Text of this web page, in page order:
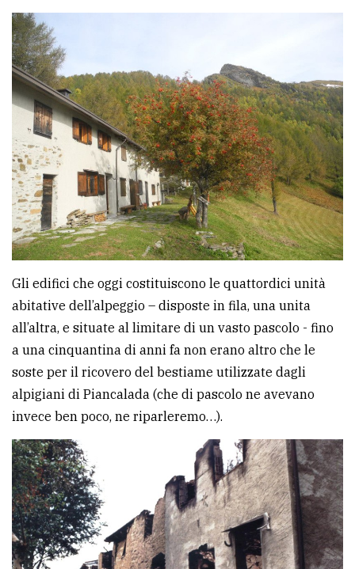
PRIVACY
Privacy
policy
Cookie
policy
Gli edifici che oggi costituiscono le quattordici unità
abitative dell’alpeggio – disposte in fila, una unita
all’altra, e situate al limitare di un vasto pascolo - fino
a una cinquantina di anni fa non erano altro che le
soste per il ricovero del bestiame utilizzate dagli
alpigiani di Piancalada (che di pascolo ne avevano
invece ben poco, ne riparleremo…).